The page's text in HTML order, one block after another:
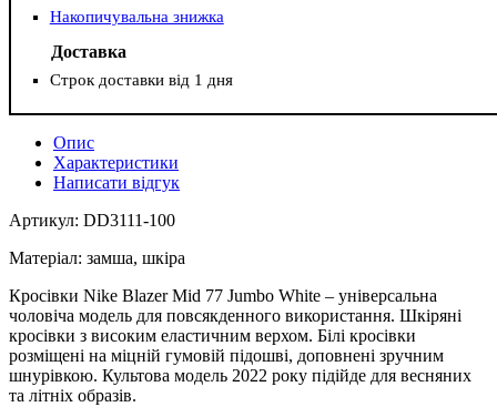
Накопичувальна знижка
Доставка
Строк доставки від 1 дня
Опис
Характеристики
Написати відгук
Артикул: DD3111-100
Матеріал: замша, шкіра
Кросівки Nike Blazer Mid 77 Jumbo White – універсальна
чоловіча модель для повсякденного використання. Шкіряні
кросівки з високим еластичним верхом. Білі кросівки
розміщені на міцній гумовій підошві, доповнені зручним
шнурівкою. Культова модель 2022 року підійде для весняних
та літніх образів.